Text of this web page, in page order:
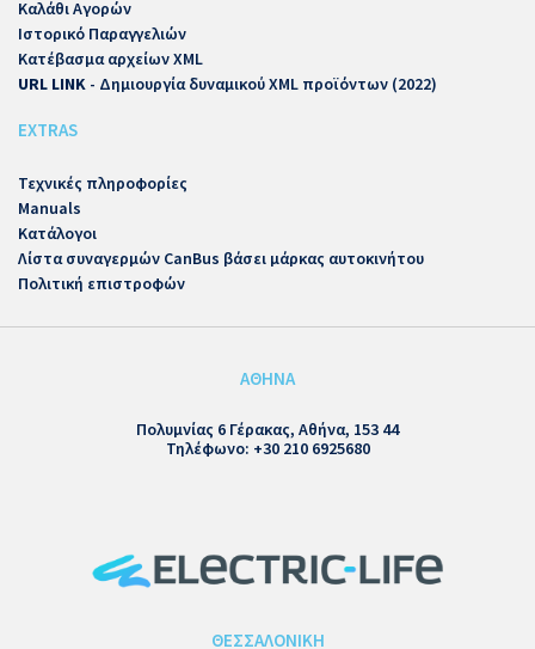
Καλάθι Αγορών
Ιστορικό Παραγγελιών
Κατέβασμα αρχείων XML
URL LINK - Δημιουργία δυναμικού XML προϊόντων (2022)
EXTRAS
Τεχνικές πληροφορίες
Manuals
Κατάλογοι
Λίστα συναγερμών CanBus βάσει μάρκας αυτοκινήτου
Πολιτική επιστροφών
ΑΘΗΝΑ
Πολυμνίας 6 Γέρακας, Αθήνα, 153 44
Τηλέφωνο: +30 210 6925680
ΘΕΣΣΑΛΟΝΙΚΗ